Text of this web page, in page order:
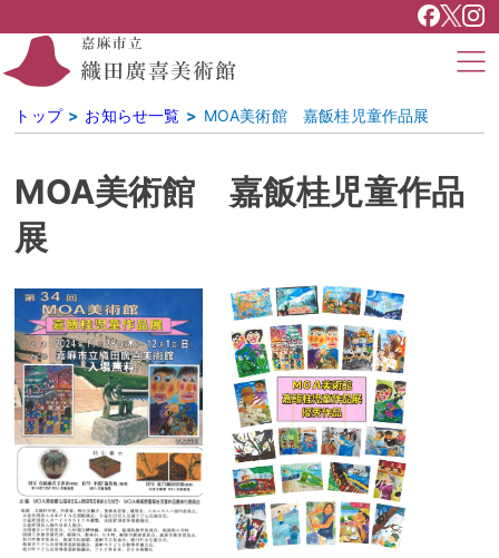
トップ お知らせ一覧 MOA美術館 嘉飯桂児童作品展
MOA美術館 嘉飯桂児童作品
展